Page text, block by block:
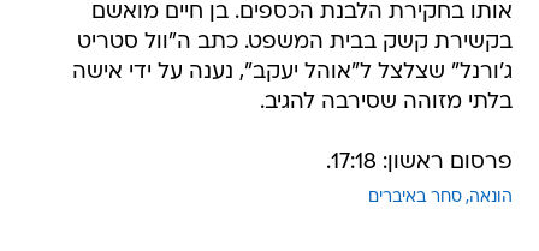
אותו בחקירת הלבנת הכספים. בן חיים מואשם
בקשירת קשק בבית המשפט. כתב ה"וול סטריט
ג'ורנל" שצלצל ל"אוהל יעקב", נענה על ידי אישה
בלתי מזוהה שסירבה להגיב.
פרסום ראשון: 17:18.
הונאה סחר באיברים